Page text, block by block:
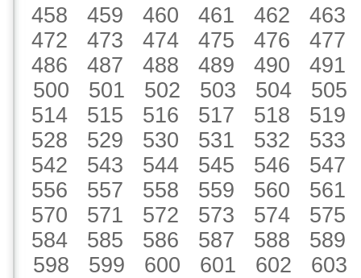
458
459 460 461 462
463
472
473 474 475 476
477
486
487 488 489 490
491
500
501 502 503 504
505
514
515 516 517 518
519
528
529 530 531 532
533
542
543 544 545 546
547
556
557 558 559 560
561
570
571 572 573 574
575
584
585 586 587 588
589
598
599 600 601 602 603